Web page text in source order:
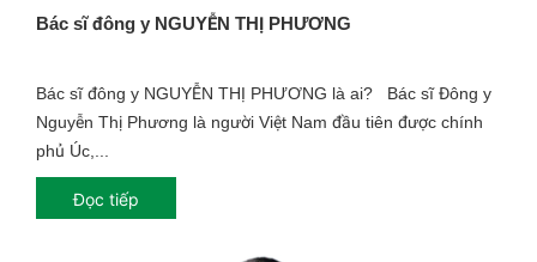
Bác sĩ đông y NGUYỄN THỊ PHƯƠNG
Bác sĩ đông y NGUYỄN THỊ PHƯƠNG là ai? Bác sĩ Đông y
Nguyễn Thị Phương là người Việt Nam đầu tiên được chính
phủ Úc,...
Đọc tiếp